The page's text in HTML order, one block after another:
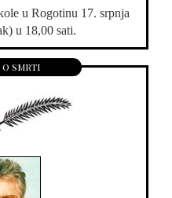
u Rogotinu 17. srpnja
u 18,00 sati.
o smrti